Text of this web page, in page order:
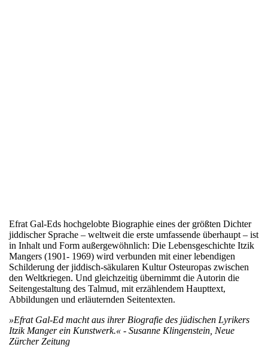
Efrat Gal-Eds hochgelobte Biographie eines der größten Dichter
jiddischer Sprache – weltweit die erste umfassende überhaupt – ist
in Inhalt und Form außergewöhnlich: Die Lebensgeschichte Itzik
Mangers (1901- 1969) wird verbunden mit einer lebendigen
Schilderung der jiddisch-säkularen Kultur Osteuropas zwischen
den Weltkriegen. Und gleichzeitig übernimmt die Autorin die
Seitengestaltung des Talmud, mit erzählendem Haupttext,
Abbildungen und erläuternden Seitentexten.
»Efrat Gal-Ed macht aus ihrer Biografie des jüdischen Lyrikers
Itzik Mangerein Kunstwerk.« - Susanne Klingenstein, Neue
Zürcher Zeitung